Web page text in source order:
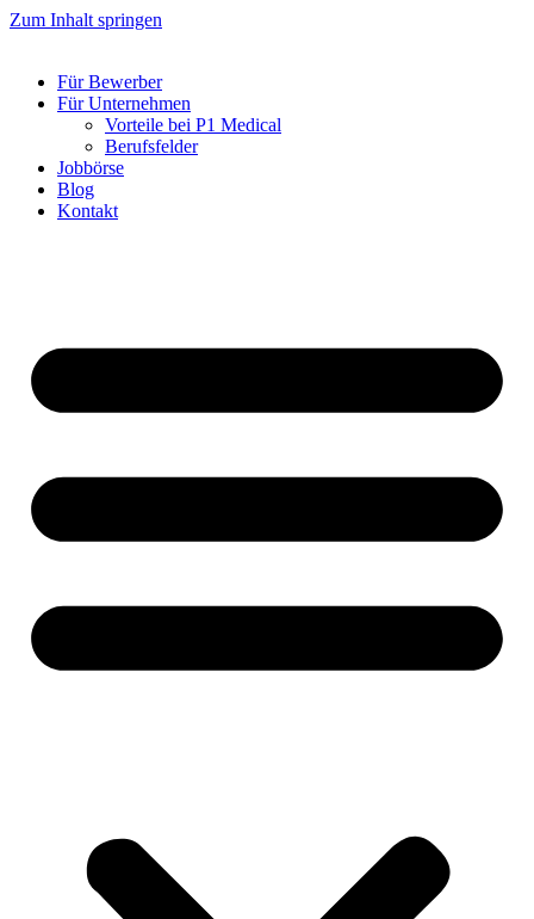
Zum Inhalt springen
Für Bewerber
Für Unternehmen
Vorteile bei P1 Medical
Berufsfelder
Jobbörse
Blog
Kontakt